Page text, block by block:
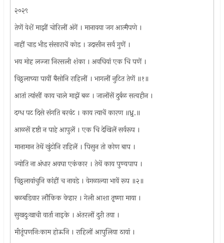
२०२९
तेणें वेशें माझीं चोरिलीं अंगें । मानावया जग आत्मैपणे ।
नाहीं चाड भीड संसाराचें कोड । उदासीन सर्व गुणें ।
भय मोह लज्जा निरसली शंका । अवघियां एक चि पणें ।
विठ्ठलाच्या पायीं बैसोनि राहिलीं । भागलीं नुटित तेणें ॥१॥
आतां त्यांसीं काय चाले माझें बळ । जालोंसें दुर्बळ सत्वहीन ।
दग्ध पट दिसे संगति बरवंट । काय त्याचें कारण ॥ध्रु.॥
आळसें दृष्टी न पाहे आपुलें । एक चि देखिलें सर्वरूप ।
मानामान तेथें खुंटोनि राहिलें । पिसुन तो कोण बाप ।
ज्योति ना अंधार अवघा एकंकार । तेथें काय पुण्यपाप ।
विठ्ठलावांचुनि कांहीं च नावडे । वेगळाल्या भावें रूप ॥२॥
बळबडिवार लौकिक वेव्हार । गेली आशा तृष्णा माया ।
सुखदुःखाची वार्ता नाइके । अंतरलों दुरी तया ।
मीतूंपणनिःकाम होऊनि । राहिलों आपुलिया ठायां ।